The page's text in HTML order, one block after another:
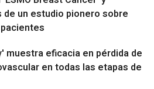
un estudio pionero sobre
muestra eficacia en pérdida de
en todas las etapas de